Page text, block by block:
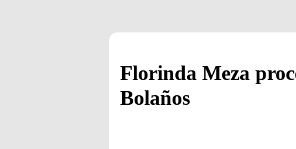
Florinda Meza
Bolaños